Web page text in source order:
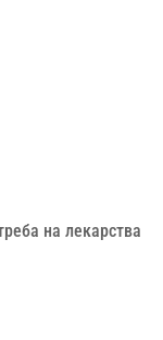
на лекарства